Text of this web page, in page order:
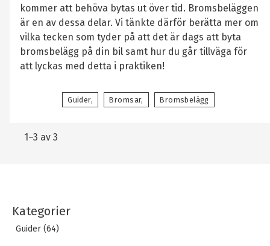
kommer att behöva bytas ut över tid. Bromsbeläggen
är en av dessa delar. Vi tänkte därför berätta mer om
vilka tecken som tyder på att det är dags att byta
bromsbelägg på din bil samt hur du går tillväga för
att lyckas med detta i praktiken!
Guider Bromsar Bromsbelägg
1–3 av 3
Kategorier
Guider (64)